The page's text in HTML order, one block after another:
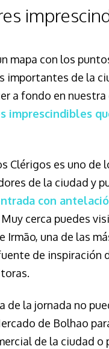
mapa con los
importantes de la
a fondo en nuestra
imprescindibles
Clérigos es uno de
de la ciudad y
con
Muy cerca puedes
Irmão, una de las
de inspiración
de la jornada no
de Bolhao
de la ciudad o